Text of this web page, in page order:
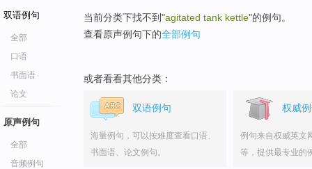
双语例句
全部
口语
书面语
论文
原声例句
全部
音频例句
当前分类下找不到"agitated tank kettle"的例句。
查看原声例句下的全部例句
或者看看其他分类：
双语例句
海量例句，可以按难度查看口语、
书面语、论文例句。
权威
例句来自权威英文
等，提供最专业的